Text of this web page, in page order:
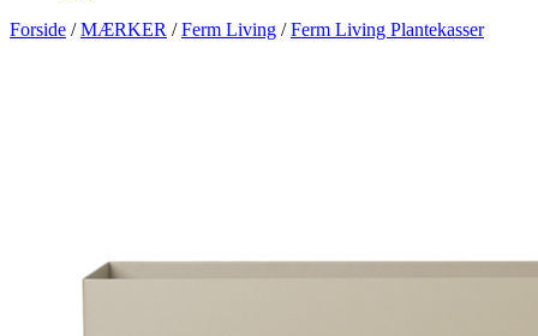
Forside /MÆRKER /Ferm Living /Ferm Living Plantekasser